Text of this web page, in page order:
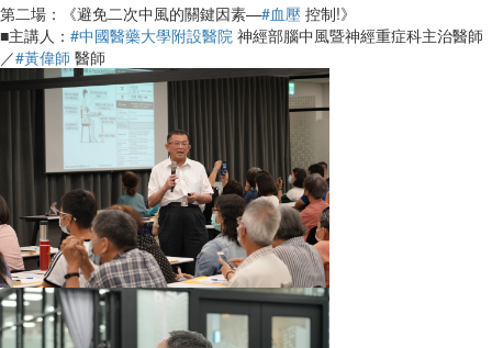
第二場：《避免二次中風的關鍵因素—#血壓 控制!》
■主講人： #中國醫藥大學附設醫院 神經部腦中風暨神經重症科主治醫師
／#黃偉師 醫師